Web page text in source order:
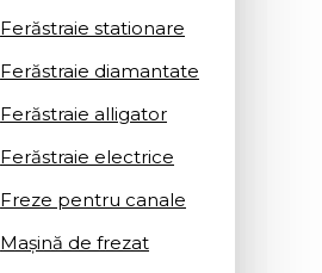
Ferăstraie stationare
Ferăstraie diamantate
Ferăstraie alligator
Ferăstraie electrice
Freze pentru canale
Mașină de frezat